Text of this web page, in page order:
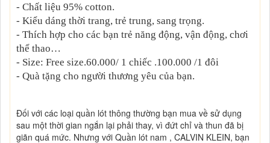
- Chất liệu 95% cotton.
- Kiểu dáng thời trang, trẻ trung, sang trọng.
- Thích hợp cho các bạn trẻ năng động, vận động, chơi
thể thao…
- Size: Free size.60.000/ 1 chiếc .100.000 /1 đôi
- Quà tặng cho người thương yêu của bạn.
Đối với các loại quần lót thông thường bạn mua về sử dụng
sau một thời gian ngắn lại phải thay, vì đứt chỉ và thun đã bị
giãn quá mức. Nhưng với Quần lót nam , CALVIN KLEIN, bạn